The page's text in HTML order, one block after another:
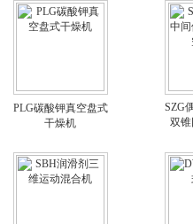
PLG碳酸钾真空盘式
干燥机
SZG
双